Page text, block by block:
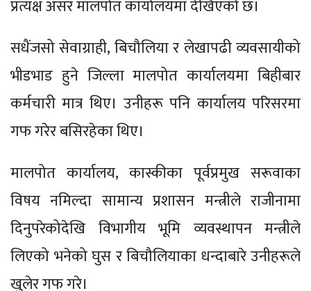
प्रत्यक्ष असर मालपोत कार्यालयमा देखिएको छ।
सधैंजसो सेवाग्राही, बिचौलिया र लेखापढी व्यवसायीको
भीडभाड हुने जिल्ला मालपोत कार्यालयमा बिहीबार
कर्मचारी मात्र थिए। उनीहरू पनि कार्यालय परिसरमा
गफ गरेर बसिरहेका थिए।
मालपोत कार्यालय, कास्कीका पूर्वप्रमुख सरूवाका
विषय नमिल्दा सामान्य प्रशासन मन्त्रीले राजीनामा
दिनुपरेकोदेखि विभागीय भूमि व्यवस्थापन मन्त्रीले
लिएको भनेको घुस र बिचौलियाका धन्दाबारे उनीहरूले
खुलेर गफ गरे।